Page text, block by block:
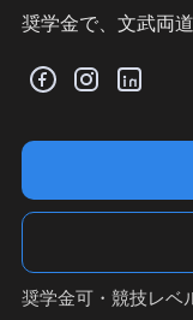
奨学金で、文武両
奨学金可・競技レベ